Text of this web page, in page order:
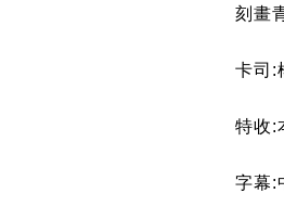
刻畫
卡司:
特收:
字幕: